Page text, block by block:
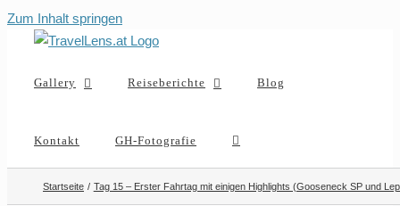
Zum Inhalt springen
Gallery Reiseberichte Blog
Kontakt GH-Fotografie
Startseite Tag 15 – Erster Fahrtag mit einigen Highlights (Gooseneck SP und